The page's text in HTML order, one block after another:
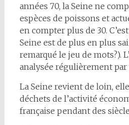
années 70, la Seine ne
espèces de poissons et
en compter plus de 30.
Seine est de plus en plus
remarqué le jeu de mots?).
analysée régulièrement
La Seine revient de loin,
déchets de l’activité
française pendant des